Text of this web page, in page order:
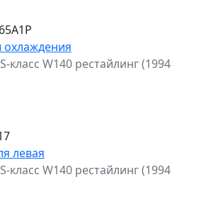
класс W140 рестайлинг (1994
левая
класс W140 рестайлинг (1994